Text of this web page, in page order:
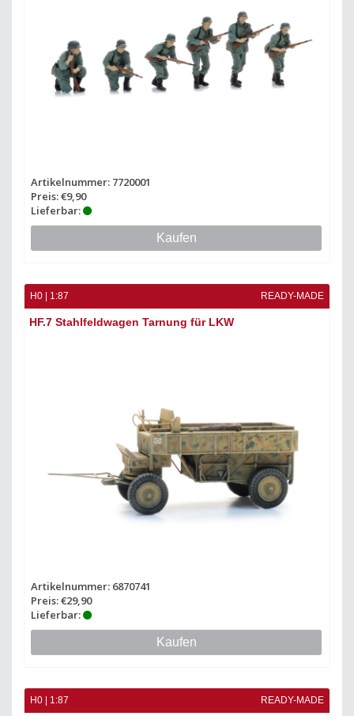
Artikelnummer: 7720001
Preis: €9,90
Lieferbar:
Kaufen
H0 | 1:87 READY-MADE
HF.7 Stahlfeldwagen Tarnung für LKW
Artikelnummer: 6870741
Preis: €29,90
Lieferbar:
Kaufen
H0 | 1:87 READY-MADE